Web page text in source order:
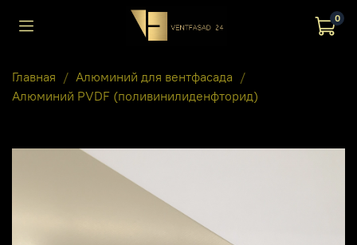
0
Главная
Алюминий для вентфасада
Алюминий PVDF (поливинилиденфторид)